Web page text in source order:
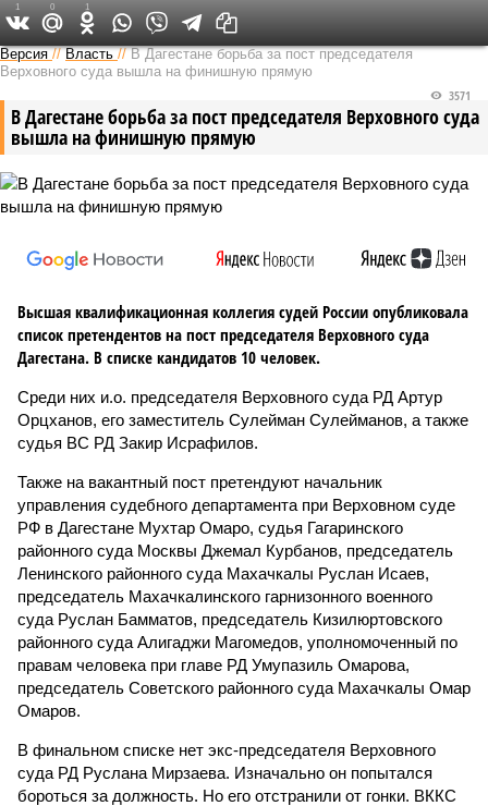
Версия на Кавказе
Версия //Власть //В Дагестане борьба за пост председателя
Верховного суда вышла на финишную прямую
В Дагестане борьба за пост председателя Верховного суда
вышла на финишную прямую
3571
Высшая квалификационная коллегия судей России опубликовала
список претендентов на пост председателя Верховного суда
Дагестана. В списке кандидатов 10 человек.
Среди них и.о. председателя Верховного суда РД Артур
Орцханов, его заместитель Сулейман Сулейманов, а также
судья ВС РД Закир Исрафилов.
Также на вакантный пост претендуют начальник
управления судебного департамента при Верховном суде
РФ в Дагестане Мухтар Омаро, судья Гагаринского
районного суда Москвы Джемал Курбанов, председатель
Ленинского районного суда Махачкалы Руслан Исаев,
председатель Махачкалинского гарнизонного военного
суда Руслан Бамматов, председатель Кизилюртовского
районного суда Алигаджи Магомедов, уполномоченный по
правам человека при главе РД Умупазиль Омарова,
председатель Советского районного суда Махачкалы Омар
Омаров.
В финальном списке нет экс-председателя Верховного
суда РД Руслана Мирзаева. Изначально он попытался
бороться за должность. Но его отстранили от гонки. ВККС
1 0 1